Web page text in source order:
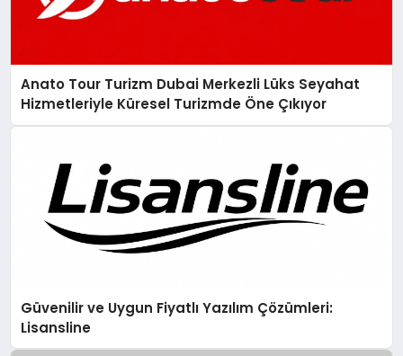
Anato Tour Turizm Dubai Merkezli Lüks Seyahat
Hizmetleriyle Küresel Turizmde Öne Çıkıyor
Güvenilir ve Uygun Fiyatlı Yazılım Çözümleri:
Lisansline